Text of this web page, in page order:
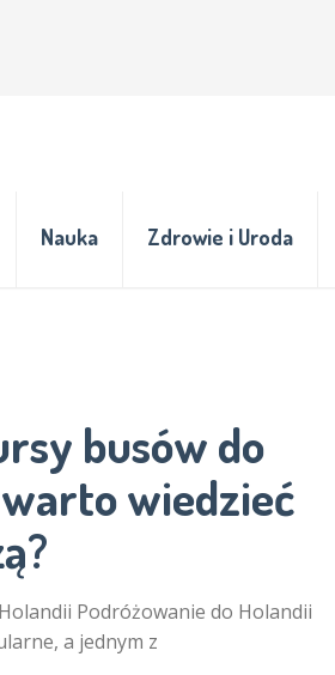
Nauka Zdrowie i Uroda
busów do
wiedzieć
Podróżowanie do Holandii
a jednym z